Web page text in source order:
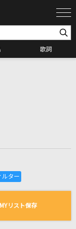
歌詞
の一覧
MYリスト保存